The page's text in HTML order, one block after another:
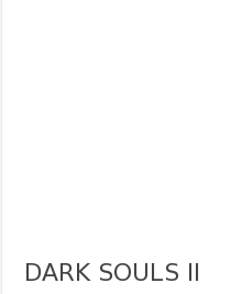
DARK SOULS II